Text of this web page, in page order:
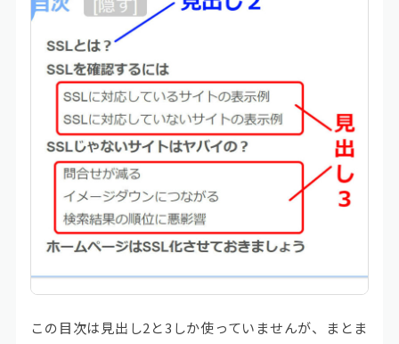
この目次は見出し2と3しか使っていませんが、まとま